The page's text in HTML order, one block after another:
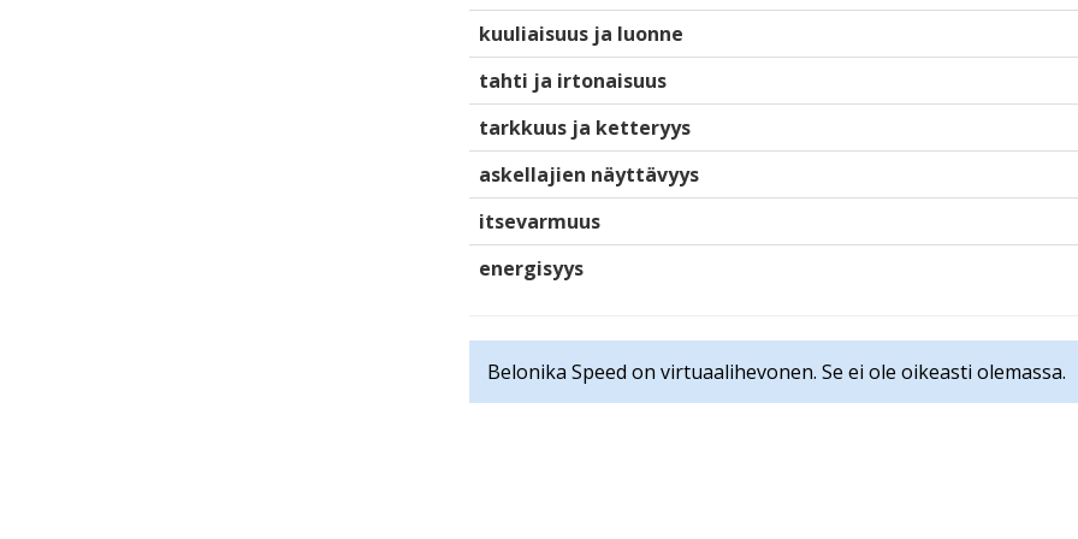
kuuliaisuus ja luonne
tahti ja irtonaisuus
tarkkuus ja ketteryys
askellajien näyttävyys
itsevarmuus
energisyys
Belonika Speed on virtuaalihevonen. Se ei ole oikeasti olemassa.